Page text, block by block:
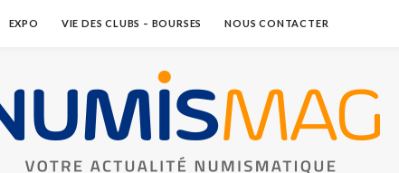
EXPO VIE DES CLUBS – BOURSES NOUS CONTACTER